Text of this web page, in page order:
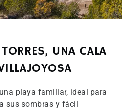
UNA CALA
playa familiar, ideal para
sus sombras y fácil